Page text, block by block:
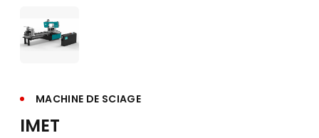
MACHINE DE SCIAGE
IMET